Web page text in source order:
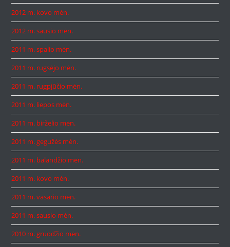
2012 m. kovo mėn.
2012 m. sausio mėn.
2011 m. spalio mėn.
2011 m. rugsėjo mėn.
2011 m. rugpjūčio mėn.
2011 m. liepos mėn.
2011 m. birželio mėn.
2011 m. gegužės mėn.
2011 m. balandžio mėn.
2011 m. kovo mėn.
2011 m. vasario mėn.
2011 m. sausio mėn.
2010 m. gruodžio mėn.